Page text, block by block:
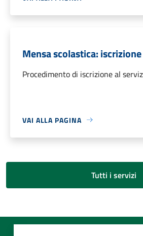
Mensa scolastica:
Procedimento di iscrizione al
VAI ALLA PAGINA
Tutti i servizi